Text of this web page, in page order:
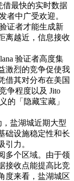
借最快的实时数据
者中广受欢迎。
证者才能生成新
离越近，信息接收
验证者高度集
激烈的竞争促使我
借其对分布在美国
争程度以及 Jito
的「隐藏宝藏」
盐湖城近期大型
础设施稳定性和长
引力。
多个区域。由于领
接收点能提高比竞
度来看，盐湖城区